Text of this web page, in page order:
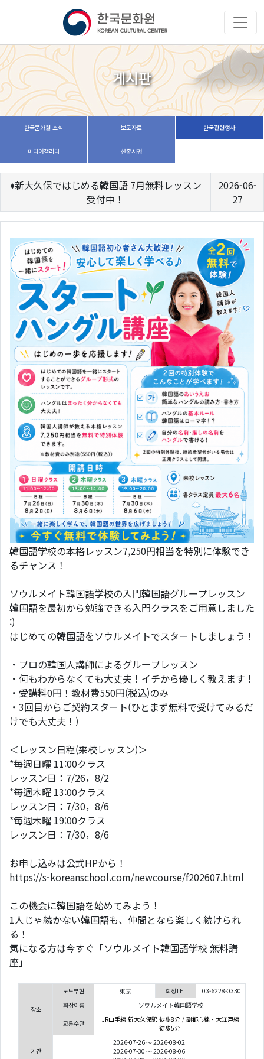
게시판
한국문화원 소식 보도자료 한국관련행사
미디어갤러리 한줄서평
♦新大久保ではじめる韓国語 7月無料レッスン
受付中！
2026-06-
27
韓国語学校の本格レッスン7,250円相当を特別に体験でき
るチャンス！
ソウルメイト韓国語学校の入門韓国語グループレッスン
韓国語を最初から勉強できる入門クラスをご用意しました
:)
はじめての韓国語をソウルメイトでスタートしましょう！
・プロの韓国人講師によるグループレッスン
・何もわからなくても大丈夫！イチから優しく教えます！
・受講料0円！教材費550円(税込)のみ
・3回目からご契約スタート(ひとまず無料で受けてみるだ
けでも大丈夫！)
＜レッスン日程(来校レッスン)＞
*毎週日曜 11:00クラス
レッスン日：7/26，8/2
*毎週木曜 13:00クラス
レッスン日：7/30，8/6
*毎週木曜 19:00クラス
レッスン日：7/30，8/6
お申し込みは公式HPから！
https://s-koreanschool.com/newcourse/f202607.html
この機会に韓国語を始めてみよう！
1人じゃ続かない韓国語も、仲間となら楽しく続けられ
る！
気になる方は今すぐ「ソウルメイト韓国語学校 無料講
座」
장소
도도부현 東京 회장TEL
03-6228-0330
회장이름
ソウルメイト韓国語学校
교통수단
JR山手線 新大久保駅 徒歩8分 / 副都心線・大江戸線
徒歩5分
기간
2026-07-26 ～ 2026-08-02
2026-07-30 ～ 2026-08-06